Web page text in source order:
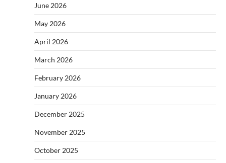
June 2026
May 2026
April 2026
March 2026
February 2026
January 2026
December 2025
November 2025
October 2025